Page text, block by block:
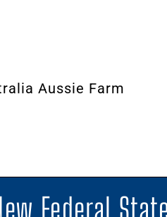
Aussie Farm
Federal